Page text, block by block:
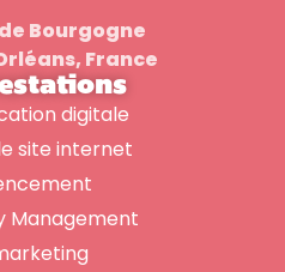
Bourgogne
France
digitale
site internet
Management